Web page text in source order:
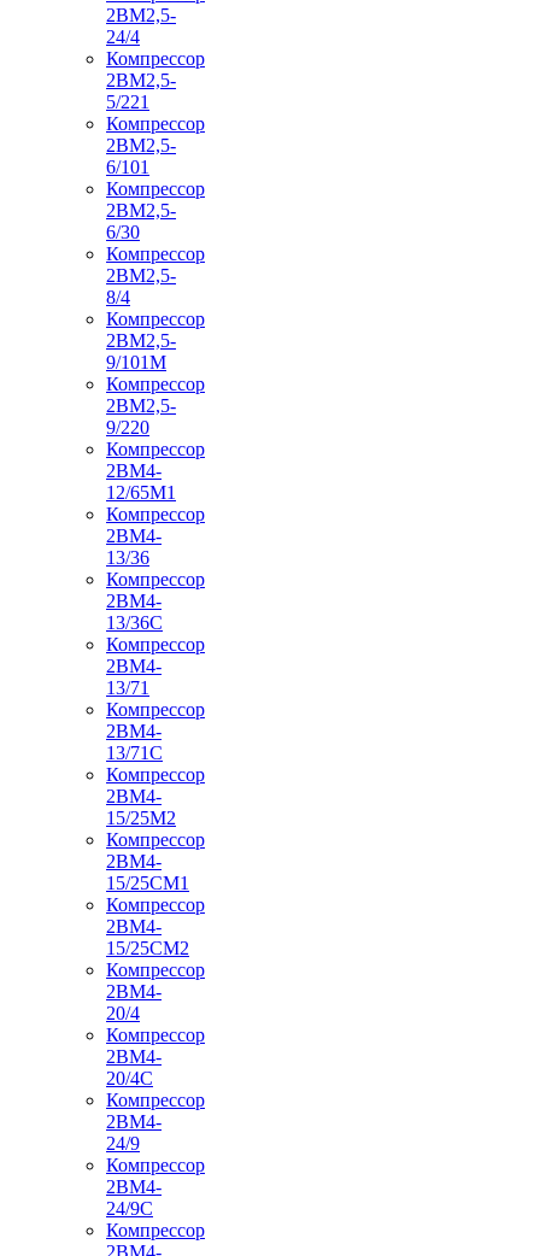
2ВМ2,5-
24/4
Компрессор
2ВМ2,5-
5/221
Компрессор
2ВМ2,5-
6/101
Компрессор
2ВМ2,5-
6/30
Компрессор
2ВМ2,5-
8/4
Компрессор
2ВМ2,5-
9/101М
Компрессор
2ВМ2,5-
9/220
Компрессор
2ВМ4-
12/65М1
Компрессор
2ВМ4-
13/36
Компрессор
2ВМ4-
13/36С
Компрессор
2ВМ4-
13/71
Компрессор
2ВМ4-
13/71С
Компрессор
2ВМ4-
15/25М2
Компрессор
2ВМ4-
15/25СМ1
Компрессор
2ВМ4-
15/25СМ2
Компрессор
2ВМ4-
20/4
Компрессор
2ВМ4-
20/4С
Компрессор
2ВМ4-
24/9
Компрессор
2ВМ4-
24/9С
Компрессор
2ВМ4-